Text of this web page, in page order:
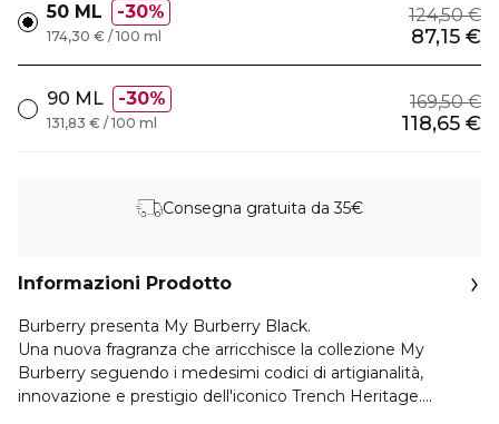
50 ML 30% 124,50 €
87,15 €
174,30 € / 100 ml
90 ML 30% 169,50 €
118,65 €
131,83 € / 100 ml
Consegna gratuita da 35€
Informazioni Prodotto
Burberry presenta My Burberry Black.
Una nuova fragranza che arricchisce la collezione My
Burberry seguendo i medesimi codici di artigianalità,
innovazione e prestigio dell'iconico Trench Heritage.